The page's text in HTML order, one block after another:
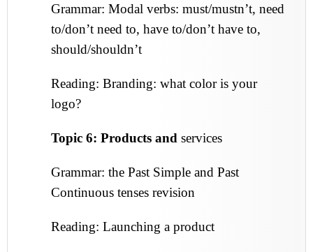
Grammar: Modal verbs: must/mustn’t, need
to/don’t need to, have to/don’t have to,
should/shouldn’t
Reading: Branding: what color is your
logo?
Topic 6: Products and services
Grammar: the Past Simple and Past
Continuous tenses revision
Reading: Launching a product